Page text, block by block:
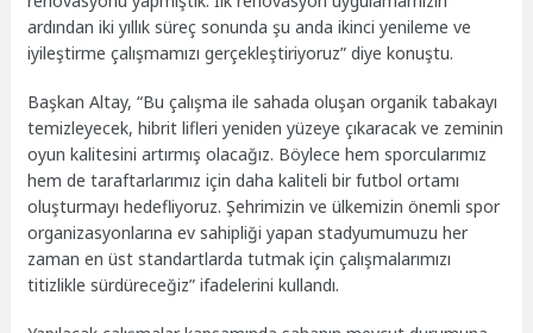
ardından iki yıllık süreç sonunda şu anda ikinci yenileme ve
iyileştirme çalışmamızı gerçekleştiriyoruz” diye konuştu.
Başkan Altay, “Bu çalışma ile sahada oluşan organik tabakayı
temizleyecek, hibrit lifleri yeniden yüzeye çıkaracak ve zeminin
oyun kalitesini artırmış olacağız. Böylece hem sporcularımız
hem de taraftarlarımız için daha kaliteli bir futbol ortamı
oluşturmayı hedefliyoruz. Şehrimizin ve ülkemizin önemli spor
organizasyonlarına ev sahipliği yapan stadyumumuzu her
zaman en üst standartlarda tutmak için çalışmalarımızı
titizlikle sürdüreceğiz” ifadelerini kullandı.